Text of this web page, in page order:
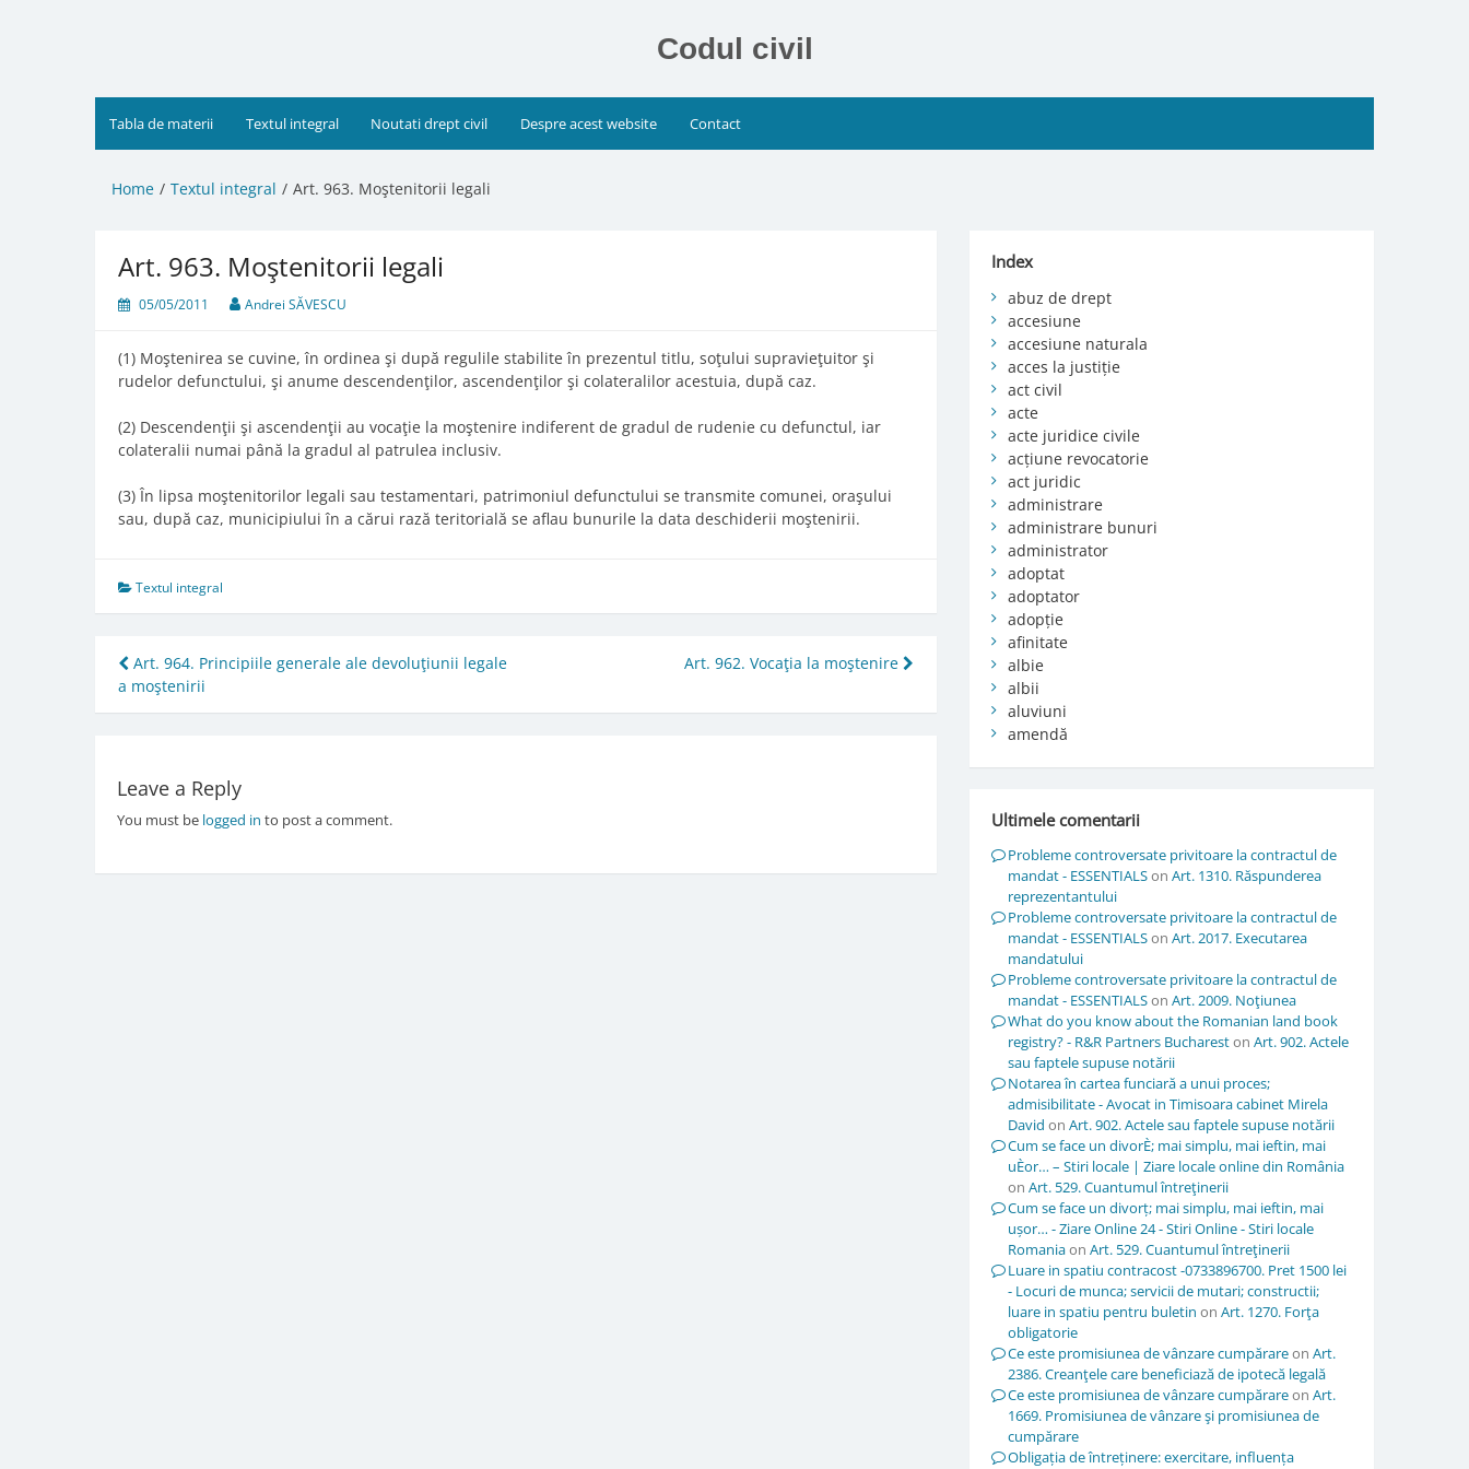
Codul civil
Tabla de materii Textul integral Noutati drept civil Despre acest website Contact
Home Textul integral Art. 963. Moştenitorii legali
Art. 963. Moştenitorii legali
05/05/2011 Andrei SĂVESCU
(1) Moştenirea se cuvine, în ordinea şi după regulile stabilite în prezentul titlu, soţului supravieţuitor şi
rudelor defunctului, şi anume descendenţilor, ascendenţilor şi colateralilor acestuia, după caz.
(2) Descendenţii şi ascendenţii au vocaţie la moştenire indiferent de gradul de rudenie cu defunctul, iar
colateralii numai până la gradul al patrulea inclusiv.
(3) În lipsa moştenitorilor legali sau testamentari, patrimoniul defunctului se transmite comunei, oraşului
sau, după caz, municipiului în a cărui rază teritorială se aflau bunurile la data deschiderii moştenirii.
Textul integral
Post
navigation
Art. 964. Principiile generale ale devoluţiunii legale
a moştenirii
Art. 962. Vocaţia la moştenire
Leave a Reply
You must be logged in to post a comment.
Index
abuz de drept
accesiune
accesiune naturala
acces la justiție
act civil
acte
acte juridice civile
acțiune revocatorie
act juridic
administrare
administrare bunuri
administrator
adoptat
adoptator
adopție
afinitate
albie
albii
aluviuni
amendă
Ultimele comentarii
Probleme controversate privitoare la contractul de
mandat - ESSENTIALSon Art. 1310. Răspunderea
reprezentantului
Probleme controversate privitoare la contractul de
mandat - ESSENTIALSon Art. 2017. Executarea
mandatului
Probleme controversate privitoare la contractul de
mandat - ESSENTIALSon Art. 2009. Noţiunea
What do you know about the Romanian land book
registry? - R&R Partners Buchareston Art. 902. Actele
sau faptele supuse notării
Notarea în cartea funciară a unui proces;
admisibilitate - Avocat in Timisoara cabinet Mirela
David on Art. 902. Actele sau faptele supuse notării
Cum se face un divorÈ; mai simplu, mai ieftin, mai
uÈor… – Stiri locale | Ziare locale online din România
on Art. 529. Cuantumul întreţinerii
Cum se face un divorț; mai simplu, mai ieftin, mai
ușor… - Ziare Online 24 - Stiri Online - Stiri locale
Romaniaon Art. 529. Cuantumul întreţinerii
Luare in spatiu contracost -0733896700. Pret 1500 lei
- Locuri de munca; servicii de mutari; constructii;
luare in spatiu pentru buletin on Art. 1270. Forţa
obligatorie
Ce este promisiunea de vânzare cumpărareon Art.
2386. Creanţele care beneficiază de ipotecă legală
Ce este promisiunea de vânzare cumpărareon Art.
1669. Promisiunea de vânzare şi promisiunea de
cumpărare
Obligația de întreținere: exercitare, influența